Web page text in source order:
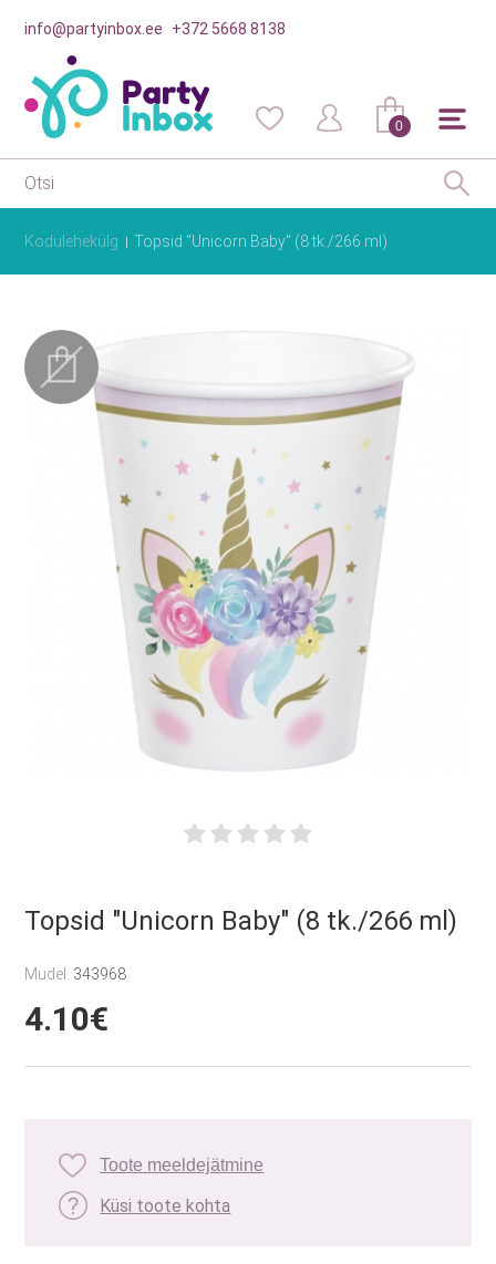
info@partyinbox.ee +372 5668 8138
0
Kodulehekülg Topsid "Unicorn Baby" (8 tk./266 ml)
Topsid "Unicorn Baby" (8 tk./266 ml)
Mudel: 343968
4.10€
Toote meeldejätmine
Küsi toote kohta